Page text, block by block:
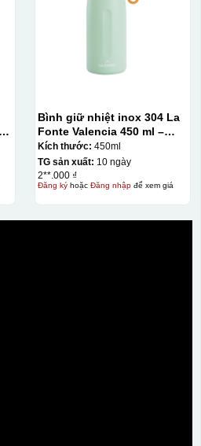
Bình giữ nhiệt inox 304 La
Fonte Valencia 450 ml –
012355
Kích thước: 450ml
TG sản xuất: 10 ngày
2**.000 ₫
Đăng kýhoặc Đăng nhậpđể xem giá